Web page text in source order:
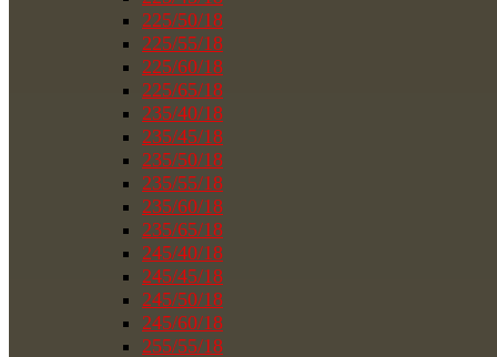
225/50/18
225/55/18
225/60/18
225/65/18
235/40/18
235/45/18
235/50/18
235/55/18
235/60/18
235/65/18
245/40/18
245/45/18
245/50/18
245/60/18
255/55/18